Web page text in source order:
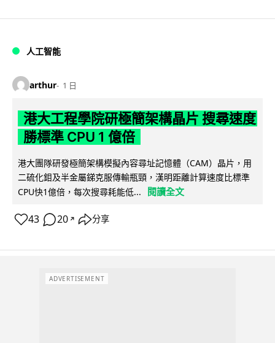
人工智能
arthur 1 日
港大工程學院研極簡架構晶片 搜尋速度
勝標準 CPU 1 億倍
港大團隊研發極簡架構模擬內容尋址記憶體（CAM）晶片，用
二硫化鉬及半金屬銻克服傳輸瓶頸，漢明距離計算速度比標準
CPU快1億倍，每次搜尋耗能低...
閱讀全文
43 20 ↗ 分享
ADVERTISEMENT